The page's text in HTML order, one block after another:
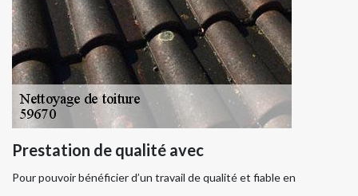
Prestation de qualité avec
Pour pouvoir bénéficier d’un travail de qualité et fiable en